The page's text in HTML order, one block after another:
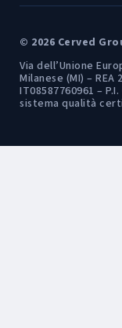
© 2026 Cerved
Via dell’Unione
Milanese (MI) – REA
IT08587760961 –
sistema qualità